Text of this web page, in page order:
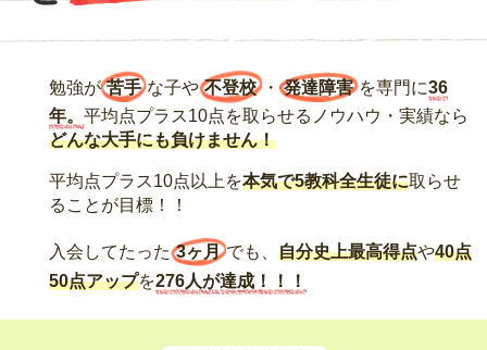
勉強が 苦手 な子や 不登校 ・ 発達障害 を専門に36
年。平均点プラス10点を取らせるノウハウ・実績なら
どんな大手にも負けません！
平均点プラス10点以上を本気で5教科全生徒に取らせ
ることが目標！！
入会してたった 3ヶ月 でも、自分史上最高得点や40点
50点アップを276人が達成！！！